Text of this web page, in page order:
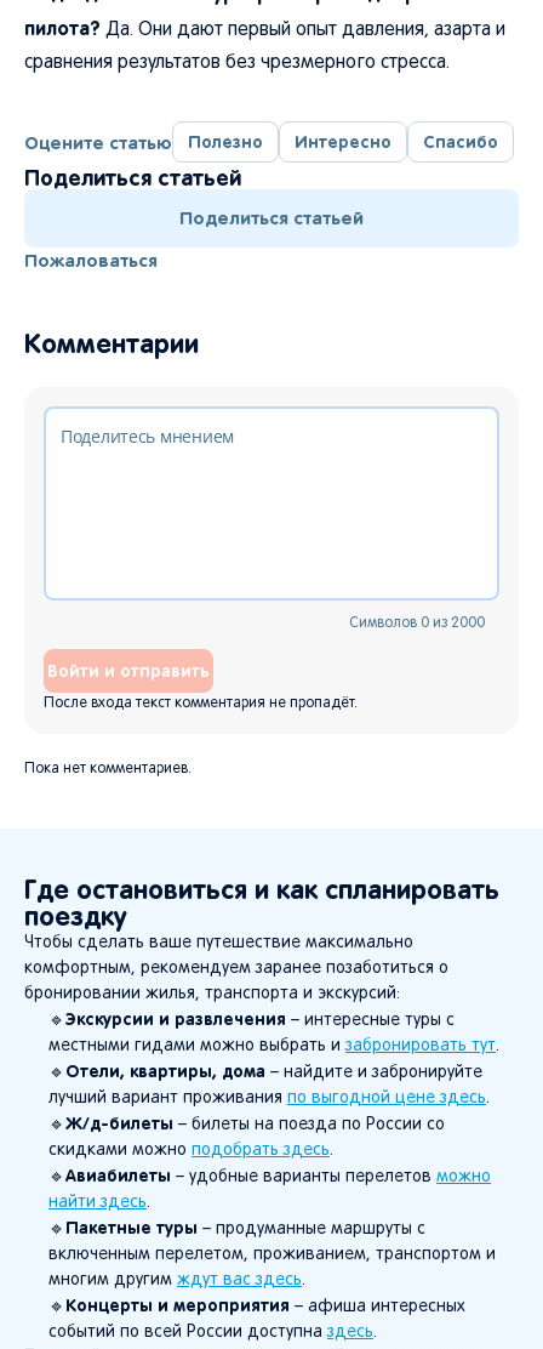
пилота? Да. Они дают первый опыт давления, азарта и
сравнения результатов без чрезмерного стресса.
Оцените статью Полезно Интересно Спасибо
Поделиться статьей
Поделиться статьей
Пожаловаться
Комментарии
Символов 0 из 2000
Войти и отправить
После входа текст комментария не пропадёт.
Пока нет комментариев.
Где остановиться и как спланировать
поездку
Чтобы сделать ваше путешествие максимально
комфортным, рекомендуем заранее позаботиться о
бронировании жилья, транспорта и экскурсий:
🔹 Экскурсии и развлечения – интересные туры с
местными гидами можно выбрать и забронировать тут.
🔹 Отели, квартиры, дома – найдите и забронируйте
лучший вариант проживания по выгодной цене здесь.
🔹 Ж/д-билеты – билеты на поезда по России со
скидками можно подобрать здесь.
🔹 Авиабилеты – удобные варианты перелетов можно
найти здесь.
🔹 Пакетные туры – продуманные маршруты с
включенным перелетом, проживанием, транспортом и
многим другим ждут вас здесь.
🔹 Концерты и мероприятия – афиша интересных
событий по всей России доступна здесь.